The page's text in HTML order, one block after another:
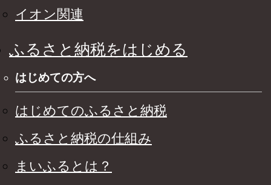
イオン関連
ふるさと納税をはじめる
はじめての方へ
はじめてのふるさと納税
ふるさと納税の仕組み
まいふるとは？